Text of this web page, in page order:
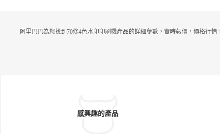
阿里巴巴為您找到70條4色水印印刷機產品的詳細參數，實時報價，價格行情
感興趣的產品